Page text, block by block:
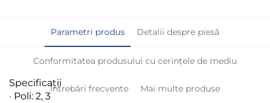
Parametri produs Detalii despre piesă
Conformitatea produsului cu cerințele de mediu
Întrebări frecvente Mai multe produse
Specificații
· Poli: 2, 3